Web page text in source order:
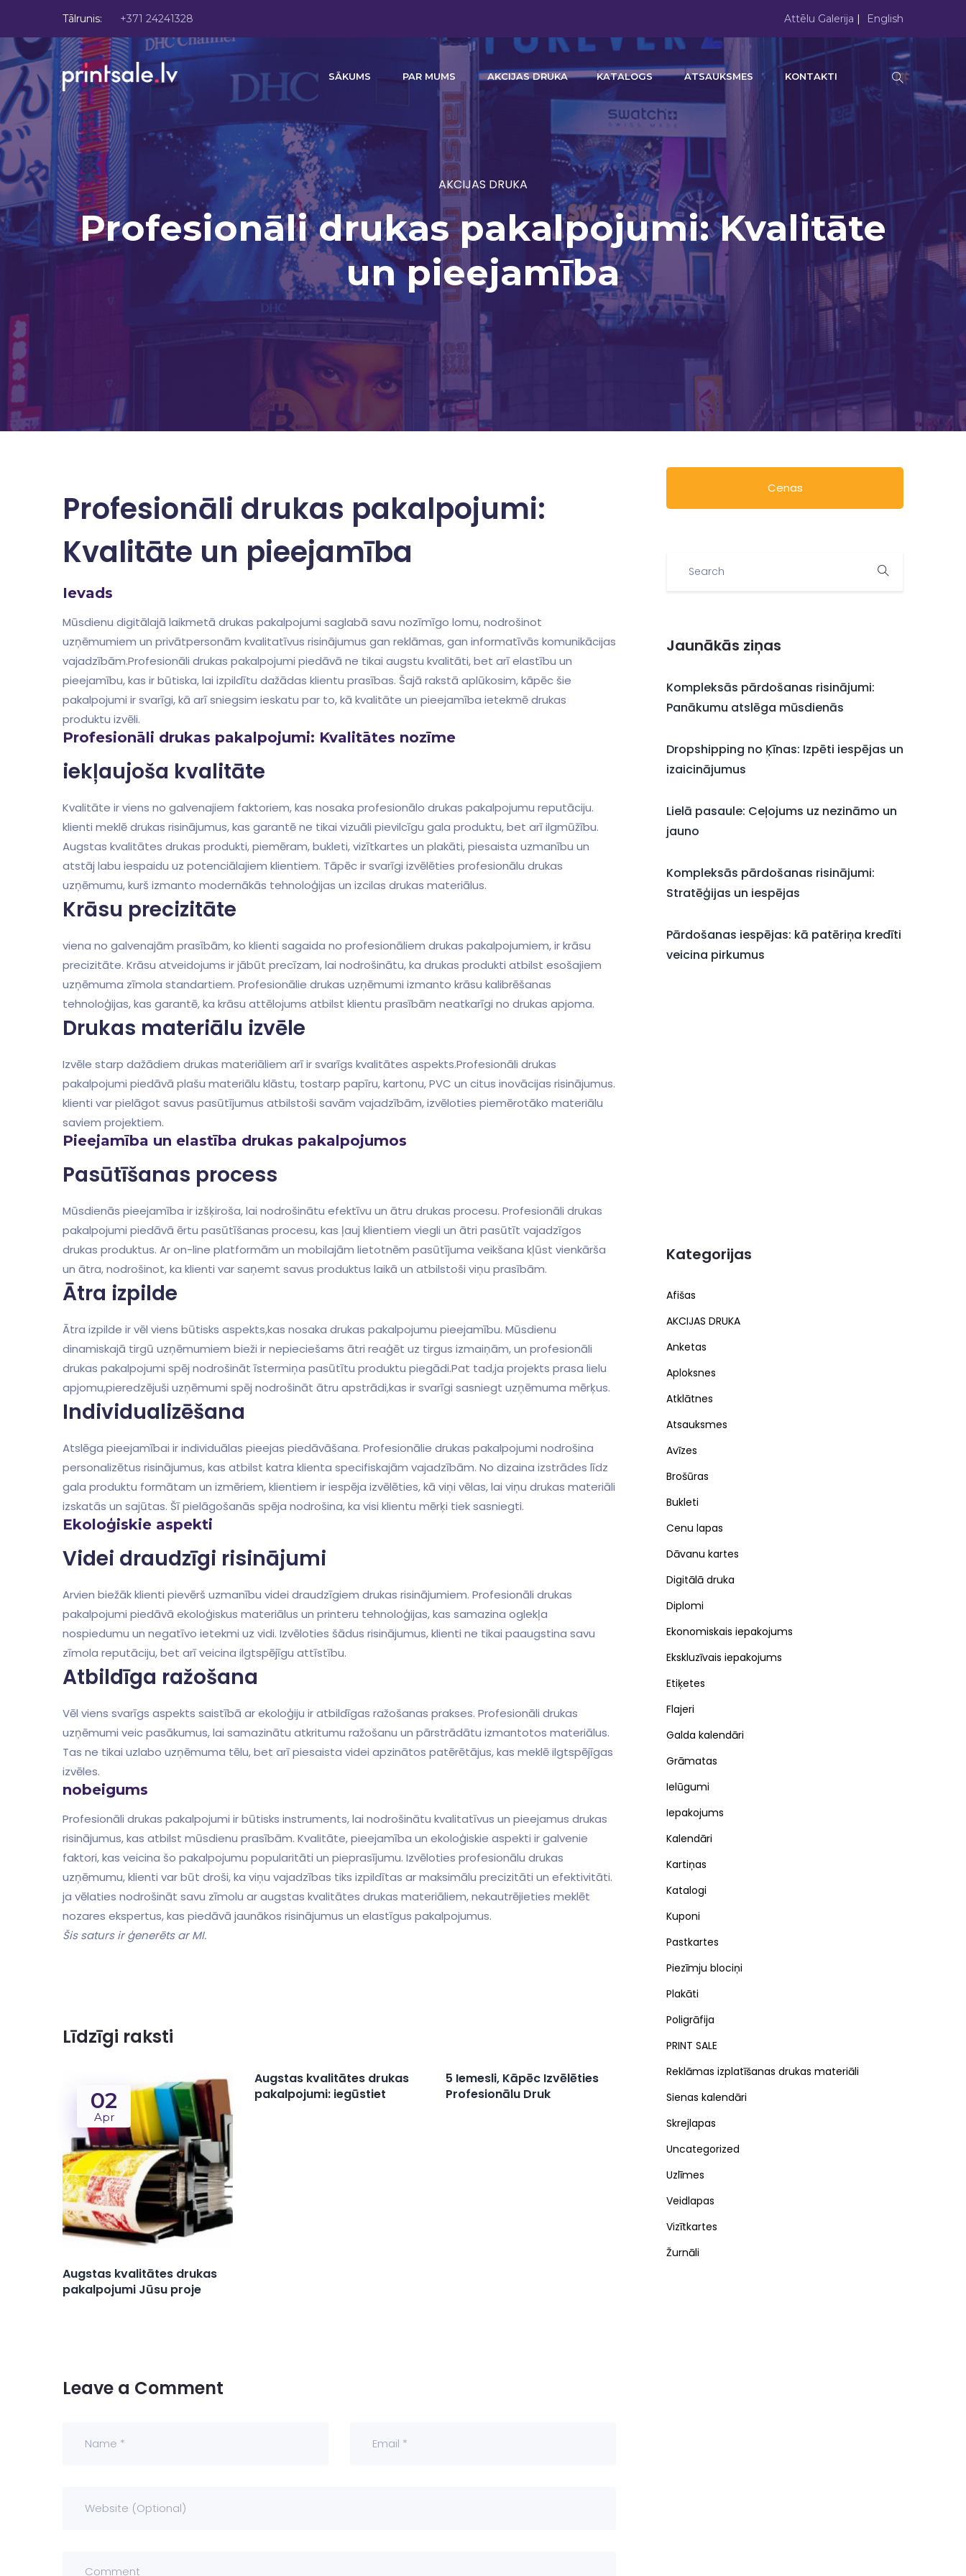
Tālrunis: +371 24241328 Attēlu Galerija | English
SĀKUMS PAR MUMS AKCIJAS DRUKA KATALOGS ATSAUKSMES KONTAKTI
AKCIJAS DRUKA
Profesionāli drukas pakalpojumi: Kvalitāte
un pieejamība
Profesionāli​ drukas pakalpojumi:
Kvalitāte ⁢un ‍pieejamība
Ievads
Mūsdienu digitālajā laikmetā​ drukas pakalpojumi saglabā savu nozīmīgo⁢ lomu, ⁢nodrošinot
uzņēmumiem un privātpersonām kvalitatīvus‌ risinājumus gan reklāmas, gan informatīvās komunikācijas
vajadzībām.Profesionāli drukas‍ pakalpojumi ‍piedāvā ne ​tikai ⁤augstu kvalitāti, bet‍ arī elastību un
pieejamību,‌ kas ir būtiska, lai izpildītu dažādas klientu prasības. Šajā rakstā aplūkosim, kāpēc šie
pakalpojumi ⁤ir svarīgi, kā arī ​sniegsim ieskatu par to, kā kvalitāte un pieejamība ietekmē​ drukas
produktu izvēli.
Profesionāli drukas pakalpojumi: Kvalitātes nozīme
iekļaujoša kvalitāte
Kvalitāte ‍ir viens no galvenajiem faktoriem, ⁢kas ​nosaka‌ profesionālo drukas pakalpojumu reputāciju.
klienti‌ meklē drukas risinājumus, kas ‌garantē ne tikai vizuāli pievilcīgu gala produktu, bet arī⁢ ilgmūžību.
Augstas ⁢kvalitātes drukas produkti, piemēram,⁤ bukleti, vizītkartes un plakāti, piesaista uzmanību un
atstāj ‍labu iespaidu uz potenciālajiem​ klientiem. ⁣Tāpēc ir svarīgi izvēlēties profesionālu drukas
uzņēmumu, kurš izmanto modernākās tehnoloģijas‌ un⁣ izcilas drukas materiālus.
Krāsu⁣ precizitāte
viena ⁢no galvenajām prasībām, ⁢ko klienti sagaida no profesionāliem drukas pakalpojumiem, ir ​krāsu
precizitāte. Krāsu atveidojums ir jābūt precīzam, lai nodrošinātu, ka drukas produkti atbilst esošajiem
uzņēmuma zīmola ⁢standartiem. Profesionālie drukas​ uzņēmumi izmanto krāsu kalibrēšanas
tehnoloģijas,⁤ kas garantē,​ ka krāsu attēlojums⁤ atbilst klientu prasībām neatkarīgi no drukas apjoma.
Drukas materiālu izvēle
Izvēle ⁢starp dažādiem drukas materiāliem arī ir svarīgs kvalitātes aspekts.Profesionāli drukas
pakalpojumi piedāvā ⁣plašu ⁢materiālu klāstu, tostarp ‌papīru, kartonu, PVC un citus inovācijas risinājumus.
klienti ⁤var pielāgot savus pasūtījumus atbilstoši savām vajadzībām, izvēloties piemērotāko materiālu
saviem projektiem.
Pieejamība un elastība drukas ⁣pakalpojumos
Pasūtīšanas process
Mūsdienās pieejamība ir izšķiroša, lai nodrošinātu efektīvu un ātru drukas ⁢procesu. Profesionāli drukas
pakalpojumi piedāvā ​ērtu pasūtīšanas procesu, kas⁢ ļauj klientiem viegli un⁢ ātri pasūtīt vajadzīgos‌
drukas produktus. ⁤Ar ‍on-line platformām un mobilajām ⁤lietotnēm pasūtījuma veikšana kļūst vienkārša⁣
un ⁤ātra,‍ nodrošinot, ka klienti var saņemt savus produktus laikā un atbilstoši viņu prasībām.
Ātra ​izpilde
Ātra izpilde ir ​vēl viens ⁣būtisks aspekts,kas‍ nosaka drukas⁢ pakalpojumu pieejamību. Mūsdienu
dinamiskajā tirgū uzņēmumiem bieži ir nepieciešams ‌ātri reaģēt uz tirgus izmaiņām, un ⁣profesionāli
drukas ​pakalpojumi spēj nodrošināt īstermiņa pasūtītu produktu piegādi.Pat tad,ja projekts prasa lielu
apjomu,pieredzējuši uzņēmumi spēj‍ nodrošināt ātru apstrādi,kas ‍ir ⁤svarīgi sasniegt uzņēmuma⁢ mērķus.
Individualizēšana
Atslēga pieejamībai ir individuālas pieejas piedāvāšana. Profesionālie‍ drukas pakalpojumi nodrošina⁤
personalizētus⁤ risinājumus, kas atbilst katra ​klienta specifiskajām vajadzībām. No dizaina izstrādes līdz
gala produktu formātam ⁤un ⁣izmēriem, klientiem ir iespēja izvēlēties, kā⁢ viņi ​vēlas, lai viņu drukas materiāli
izskatās⁢ un sajūtas. Šī ‍pielāgošanās spēja nodrošina, ka visi klientu mērķi tiek sasniegti.
Ekoloģiskie aspekti
Videi draudzīgi ⁤risinājumi
Arvien​ biežāk klienti pievērš⁢ uzmanību videi draudzīgiem drukas risinājumiem. Profesionāli drukas
pakalpojumi ⁤piedāvā⁣ ekoloģiskus materiālus un printeru tehnoloģijas, kas⁣ samazina oglekļa
nospiedumu un negatīvo ⁣ietekmi uz vidi. Izvēloties šādus risinājumus, klienti ne tikai⁤ paaugstina savu
zīmola reputāciju, bet arī ‌veicina ilgtspējīgu⁣ attīstību.
Atbildīga ⁣ražošana
Vēl viens svarīgs aspekts saistībā​ ar ekoloģiju ir atbildīgas ražošanas prakses. ‌Profesionāli drukas
uzņēmumi veic pasākumus, ‍lai samazinātu atkritumu ražošanu un ⁢pārstrādātu izmantotos materiālus.
Tas ne ​tikai uzlabo uzņēmuma tēlu, bet arī piesaista‌ videi apzinātos patērētājus, kas meklē ilgtspējīgas
izvēles.
nobeigums
Profesionāli drukas pakalpojumi ir būtisks instruments, lai nodrošinātu kvalitatīvus un ⁣pieejamus drukas
risinājumus, kas atbilst mūsdienu prasībām. Kvalitāte, pieejamība un ekoloģiskie aspekti ir galvenie
faktori, kas veicina šo pakalpojumu popularitāti un pieprasījumu. Izvēloties ⁤profesionālu drukas‍
uzņēmumu, klienti var būt droši, ka viņu ​vajadzības‌ tiks izpildītas ar maksimālu‌ precizitāti un efektivitāti.
ja ​vēlaties nodrošināt savu‍ zīmolu ⁣ar⁣ augstas kvalitātes drukas materiāliem, nekautrējieties meklēt
nozares⁢ ekspertus, kas piedāvā jaunākos risinājumus un elastīgus pakalpojumus.
Šis⁢ saturs​ ir ģenerēts ar MI.
Līdzīgi raksti
02
Apr
Augstas kvalitātes drukas
pakalpojumi Jūsu proje
Augstas kvalitātes drukas
pakalpojumi: iegūstiet
5 Iemesli, Kāpēc Izvēlēties
Profesionālu Druk
Leave a Comment
Cenas
Jaunākās ziņas
Kompleksās pārdošanas risinājumi:
Panākumu atslēga mūsdienās
Dropshipping no Ķīnas: Izpēti iespējas un
izaicinājumus
Lielā pasaule: Ceļojums uz nezināmo un
jauno
Kompleksās pārdošanas risinājumi:
Stratēģijas un iespējas
Pārdošanas iespējas: kā patēriņa kredīti
veicina pirkumus
Kategorijas
Afišas
AKCIJAS DRUKA
Anketas
Aploksnes
Atklātnes
Atsauksmes
Avīzes
Brošūras
Bukleti
Cenu lapas
Dāvanu kartes
Digitālā druka
Diplomi
Ekonomiskais iepakojums
Ekskluzīvais iepakojums
Etiķetes
Flajeri
Galda kalendāri
Grāmatas
Ielūgumi
Iepakojums
Kalendāri
Kartiņas
Katalogi
Kuponi
Pastkartes
Piezīmju blociņi
Plakāti
Poligrāfija
PRINT SALE
Reklāmas izplatīšanas drukas materiāli
Sienas kalendāri
Skrejlapas
Uncategorized
Uzlīmes
Veidlapas
Vizītkartes
Žurnāli
×
Sveiki! Prieks, ka izvēlējies sadarbību ar
printsale.lv Mums ir simtiem gatavi
risinājumu. Kas mums jāizgatavo?